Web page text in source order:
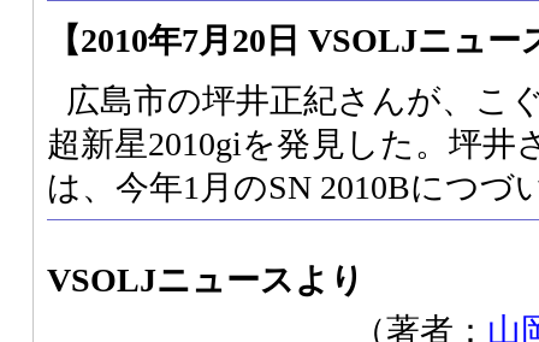
【2010年7月20日 VSOLJニュー
広島市の坪井正紀さんが、こ
超新星2010giを発見した。坪井
は、今年1月のSN 2010Bにつづ
VSOLJニュースより
（著者： 山